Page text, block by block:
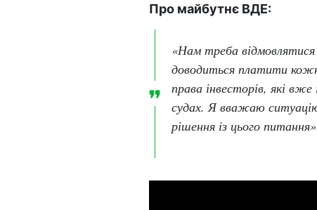
Про майбутнє ВДЕ:
«Нам треба відмовлятися
доводиться платити
права інвесторів, які
судах. Я вважаю
рішення із цього